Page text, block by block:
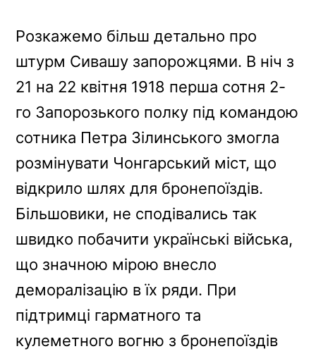
Розкажемо більш детально про
штурм Сивашу запорожцями. В ніч з
21 на 22 квітня 1918 перша сотня 2-
го Запорозького полку під командою
сотника Петра Зілинського змогла
розмінувати Чонгарський міст, що
відкрило шлях для бронепоїздів.
Більшовики, не сподівались так
швидко побачити українські війська,
що значною мірою внесло
деморалізацію в їх ряди. При
підтримці гарматного та
кулеметного вогню з бронепоїздів